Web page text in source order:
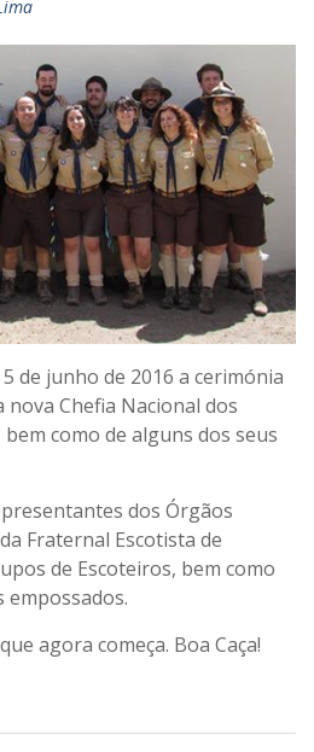
de junho de 2016 a cerimónia
nova Chefia Nacional dos
como de alguns dos seus
dos Órgãos
Fraternal Escotista de
de Escoteiros, bem como
empossados.
agora começa. Boa Caça!